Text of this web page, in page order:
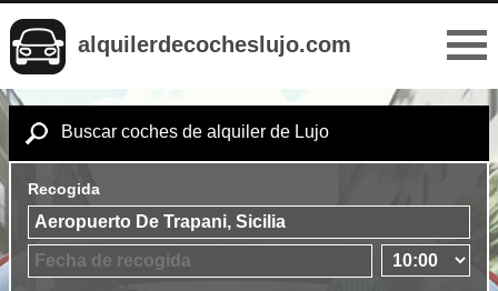
alquilerdecocheslujo.com
Buscar coches de alquiler de Lujo
Recogida